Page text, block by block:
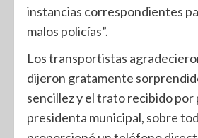
instancias correspondientes
malos policías”.
Los transportistas
dijeron gratamente
sencillez y el trato recibido por
presidenta municipal, sobre